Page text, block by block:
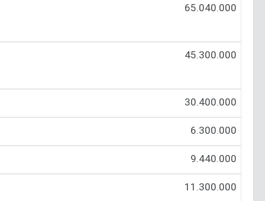
65.040.000
45.300.000
30.400.000
6.300.000
9.440.000
11.300.000